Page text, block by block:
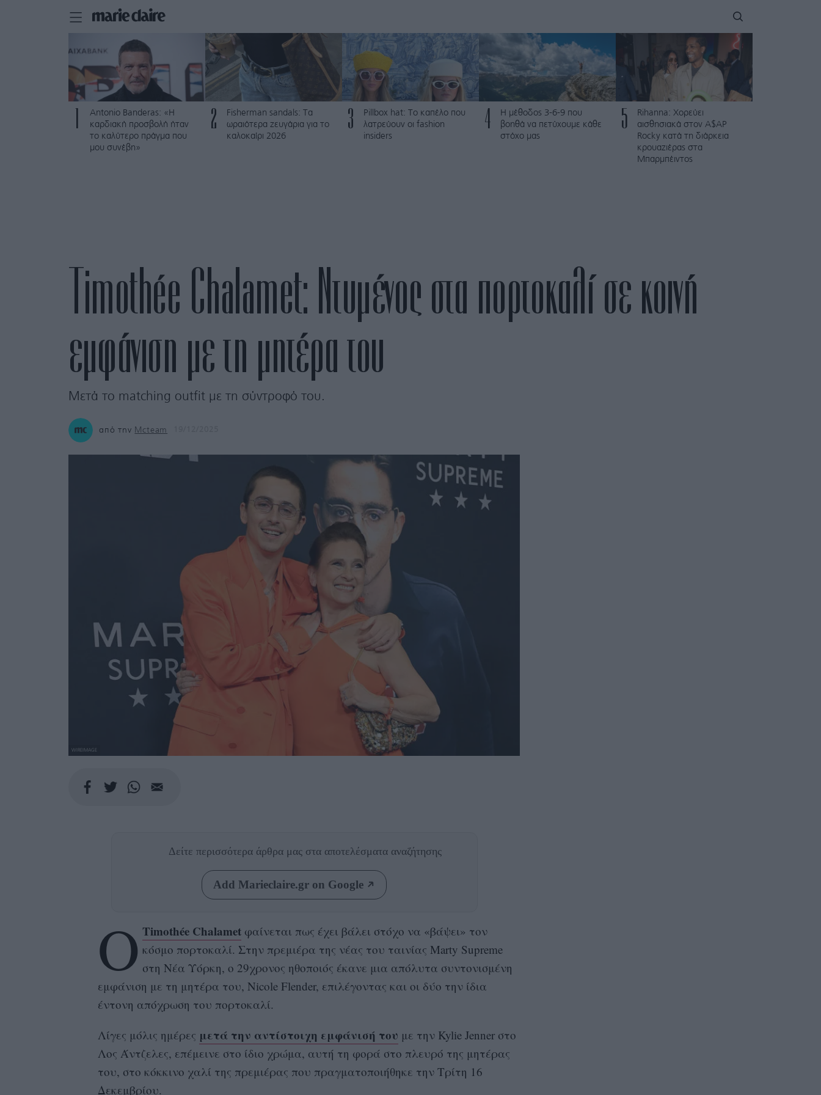
Antonio Banderas: «Η
καρδιακή προσβολή ήταν
το καλύτερο πράγμα που
μου συνέβη»
2
Fisherman sandals: Tα
ωραιότερα ζευγάρια για το
καλοκαίρι 2026
3
Pillbox hat: Το καπέλο που
λατρεύουν οι fashion
insiders
4
Η μέθοδος 3-6-9 που
βοηθά να πετύχουμε κάθε
στόχο μας
5
Rihanna: Χορεύει
αισθησιακά στον A$AP
Rocky κατά τη διάρκεια
κρουαζιέρας στα
Μπαρμπέιντος
Timothée Chalamet: Ντυμένος στα πορτοκαλί σε κοινή
εμφάνιση με τη μητέρα του
Μετά το matching outfit με τη σύντροφό του.
από την Mcteam
WIREIMAGE
Δείτε περισσότερα άρθρα μας στα αποτελέσματα αναζήτησης
Add Marieclaire.gr on Google
Ο Timothée Chalamet φαίνεται πως έχει βάλει στόχο να «βάψει» τον
κόσμο πορτοκαλί. Στην πρεμιέρα της νέας του ταινίας Marty Supreme
στη Νέα Υόρκη, ο 29χρονος ηθοποιός έκανε μια απόλυτα συντονισμένη
εμφάνιση με τη μητέρα του, Nicole Flender, επιλέγοντας και οι δύο την ίδια
έντονη απόχρωση του πορτοκαλί.
Λίγες μόλις ημέρες μετά την αντίστοιχη εμφάνισή του με την Kylie Jenner στο
Λος Άντζελες, επέμεινε στο ίδιο χρώμα, αυτή τη φορά στο πλευρό της μητέρας
του, στο κόκκινο χαλί της πρεμιέρας που πραγματοποιήθηκε την Τρίτη 16
Δεκεμβρίου.